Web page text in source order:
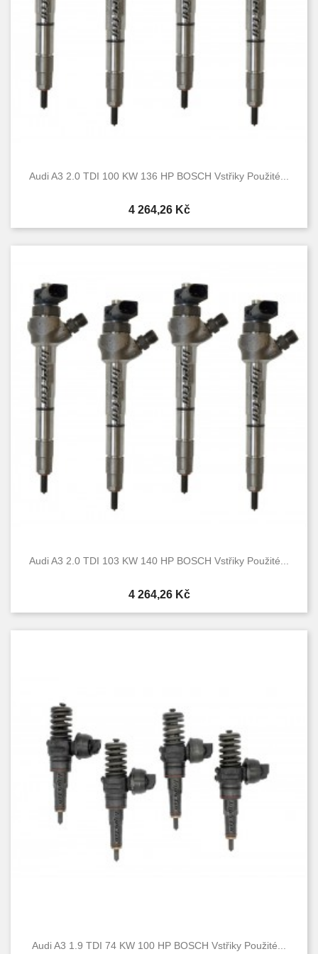
Audi A3 2.0 TDI 100 KW 136 HP BOSCH Vstřiky Použité...
Cena
4 264,26 Kč
Audi A3 2.0 TDI 103 KW 140 HP BOSCH Vstřiky Použité...
Cena
4 264,26 Kč
Audi A3 1.9 TDI 74 KW 100 HP BOSCH Vstřiky Použité...